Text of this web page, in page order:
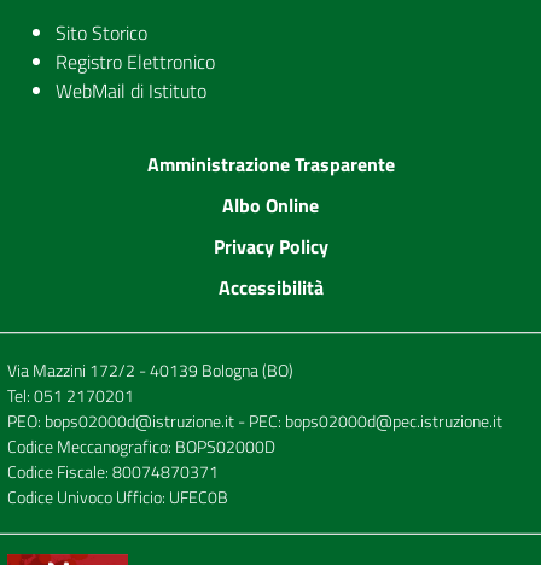
Sito Storico
Registro Elettronico
WebMail di Istituto
Amministrazione Trasparente
Albo Online
Privacy Policy
Accessibilità
Via Mazzini 172/2 - 40139 Bologna (BO)
Tel:051 2170201
PEO: bops02000d@istruzione.it- PEC: bops02000d@pec.istruzione.it
Codice Meccanografico: BOPS02000D
Codice Fiscale: 80074870371
Codice Univoco Ufficio: UFEC0B